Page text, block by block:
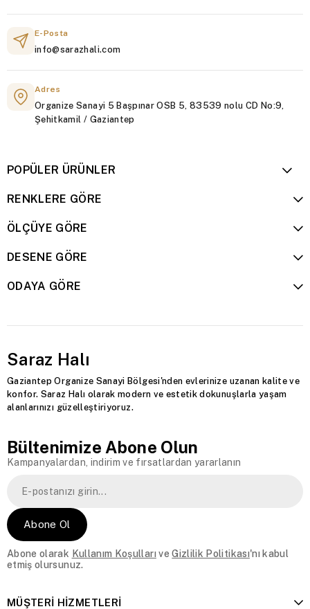
E-Posta
info@sarazhali.com
Adres
Organize Sanayi 5 Başpınar OSB 5, 83539 nolu CD No:9,
Şehitkamil / Gaziantep
POPÜLER ÜRÜNLER
RENKLERE GÖRE
ÖLÇÜYE GÖRE
DESENE GÖRE
ODAYA GÖRE
Saraz Halı
Gaziantep Organize Sanayi Bölgesi'nden evlerinize uzanan kalite ve
konfor. Saraz Halı olarak modern ve estetik dokunuşlarla yaşam
alanlarınızı güzelleştiriyoruz.
Bültenimize Abone Olun
Kampanyalardan, indirim ve fırsatlardan yararlanın
Abone Ol
Abone olarak Kullanım KoşullarıveGizlilik Politikası'nı kabul
etmiş olursunuz.
MÜŞTERİ HİZMETLERİ